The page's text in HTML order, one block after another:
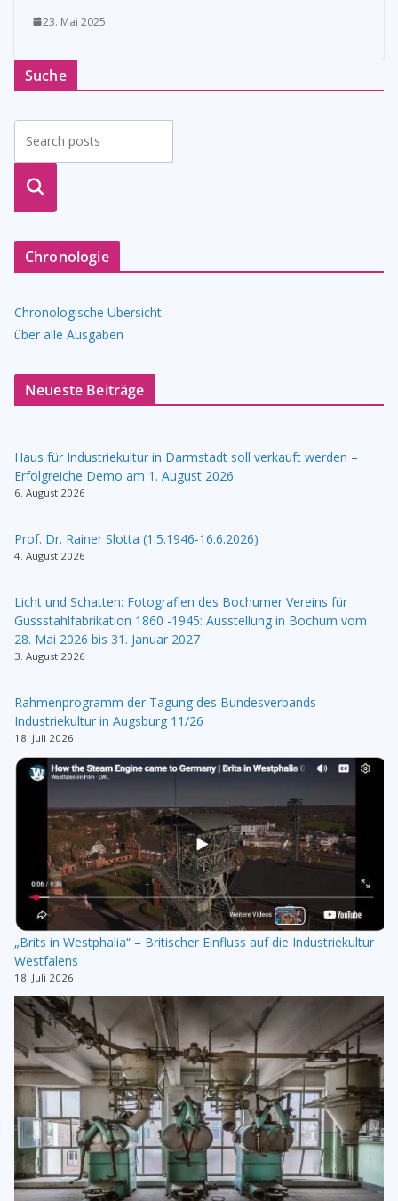
23. Mai 2025
Suche
suche
n
Chronologie
Chronologische Übersicht
über alle Ausgaben
Neueste Beiträge
Haus für Industriekultur in Darmstadt soll verkauft werden –
Erfolgreiche Demo am 1. August 2026
6. August 2026
Prof. Dr. Rainer Slotta (1.5.1946-16.6.2026)
4. August 2026
Licht und Schatten: Fotografien des Bochumer Vereins für
Gussstahlfabrikation 1860 -1945: Ausstellung in Bochum vom
28. Mai 2026 bis 31. Januar 2027
3. August 2026
Rahmenprogramm der Tagung des Bundesverbands
Industriekultur in Augsburg 11/26
18. Juli 2026
„Brits in Westphalia“ – Britischer Einfluss auf die Industriekultur
Westfalens
18. Juli 2026